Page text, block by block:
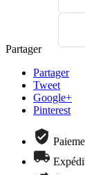
Partager
Partager
Tweet
Google+
Pinterest